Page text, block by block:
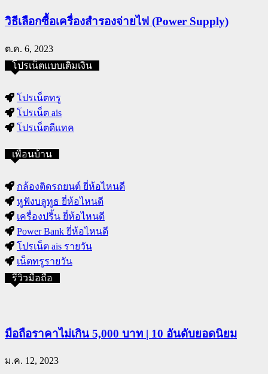
วิธีเลือกซื้อเครื่องสำรองจ่ายไฟ (Power Supply)
ต.ค. 6, 2023
โปรเน็ตแบบเติมเงิน
โปรเน็ตทรู
โปรเน็ต ais
โปรเน็ตดีแทค
เพื่อนบ้าน
กล้องติดรถยนต์ ยี่ห้อไหนดี
หูฟังบลูทูธ ยี่ห้อไหนดี
เครื่องปริ้น ยี่ห้อไหนดี
Power Bank ยี่ห้อไหนดี
โปรเน็ต ais รายวัน
เน็ตทรูรายวัน
รีวิวมือถือ
มือถือราคาไม่เกิน 5,000 บาท | 10 อันดับยอดนิยม
ม.ค. 12, 2023